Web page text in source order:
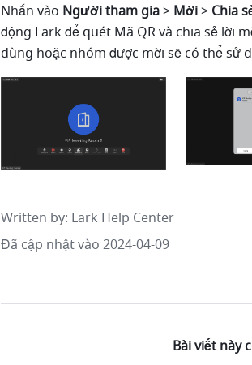
Nhấn vào Người tham gia > Mời > Chia
động Lark để quét Mã QR và chia sẻ lời
dùng hoặc nhóm được mời sẽ có thể sử
Written by: Lark Help Center
Đã cập nhật vào 2024-04-09
Bài viết này